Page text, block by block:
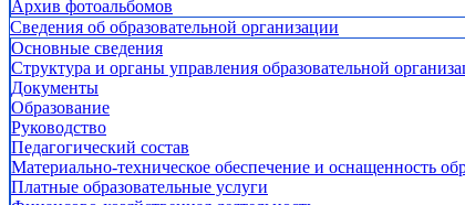
Архив фотоальбомов
Сведения об образовательной организации
Основные сведения
Структура и органы управления образовательной
Документы
Образование
Руководство
Педагогический состав
Материально-техническое обеспечение и оснащенность
Платные образовательные услуги